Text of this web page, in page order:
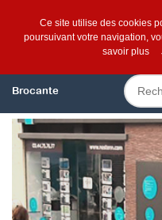
Brocante
Ce site utilise des cookies
poursuivant votre navigation,
savoir plus